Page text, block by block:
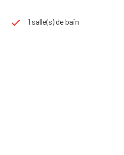
1 salle(s) de bain